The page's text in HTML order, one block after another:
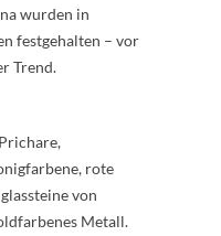
wurden in
festgehalten – vor
Trend.
rote
von
Metall.